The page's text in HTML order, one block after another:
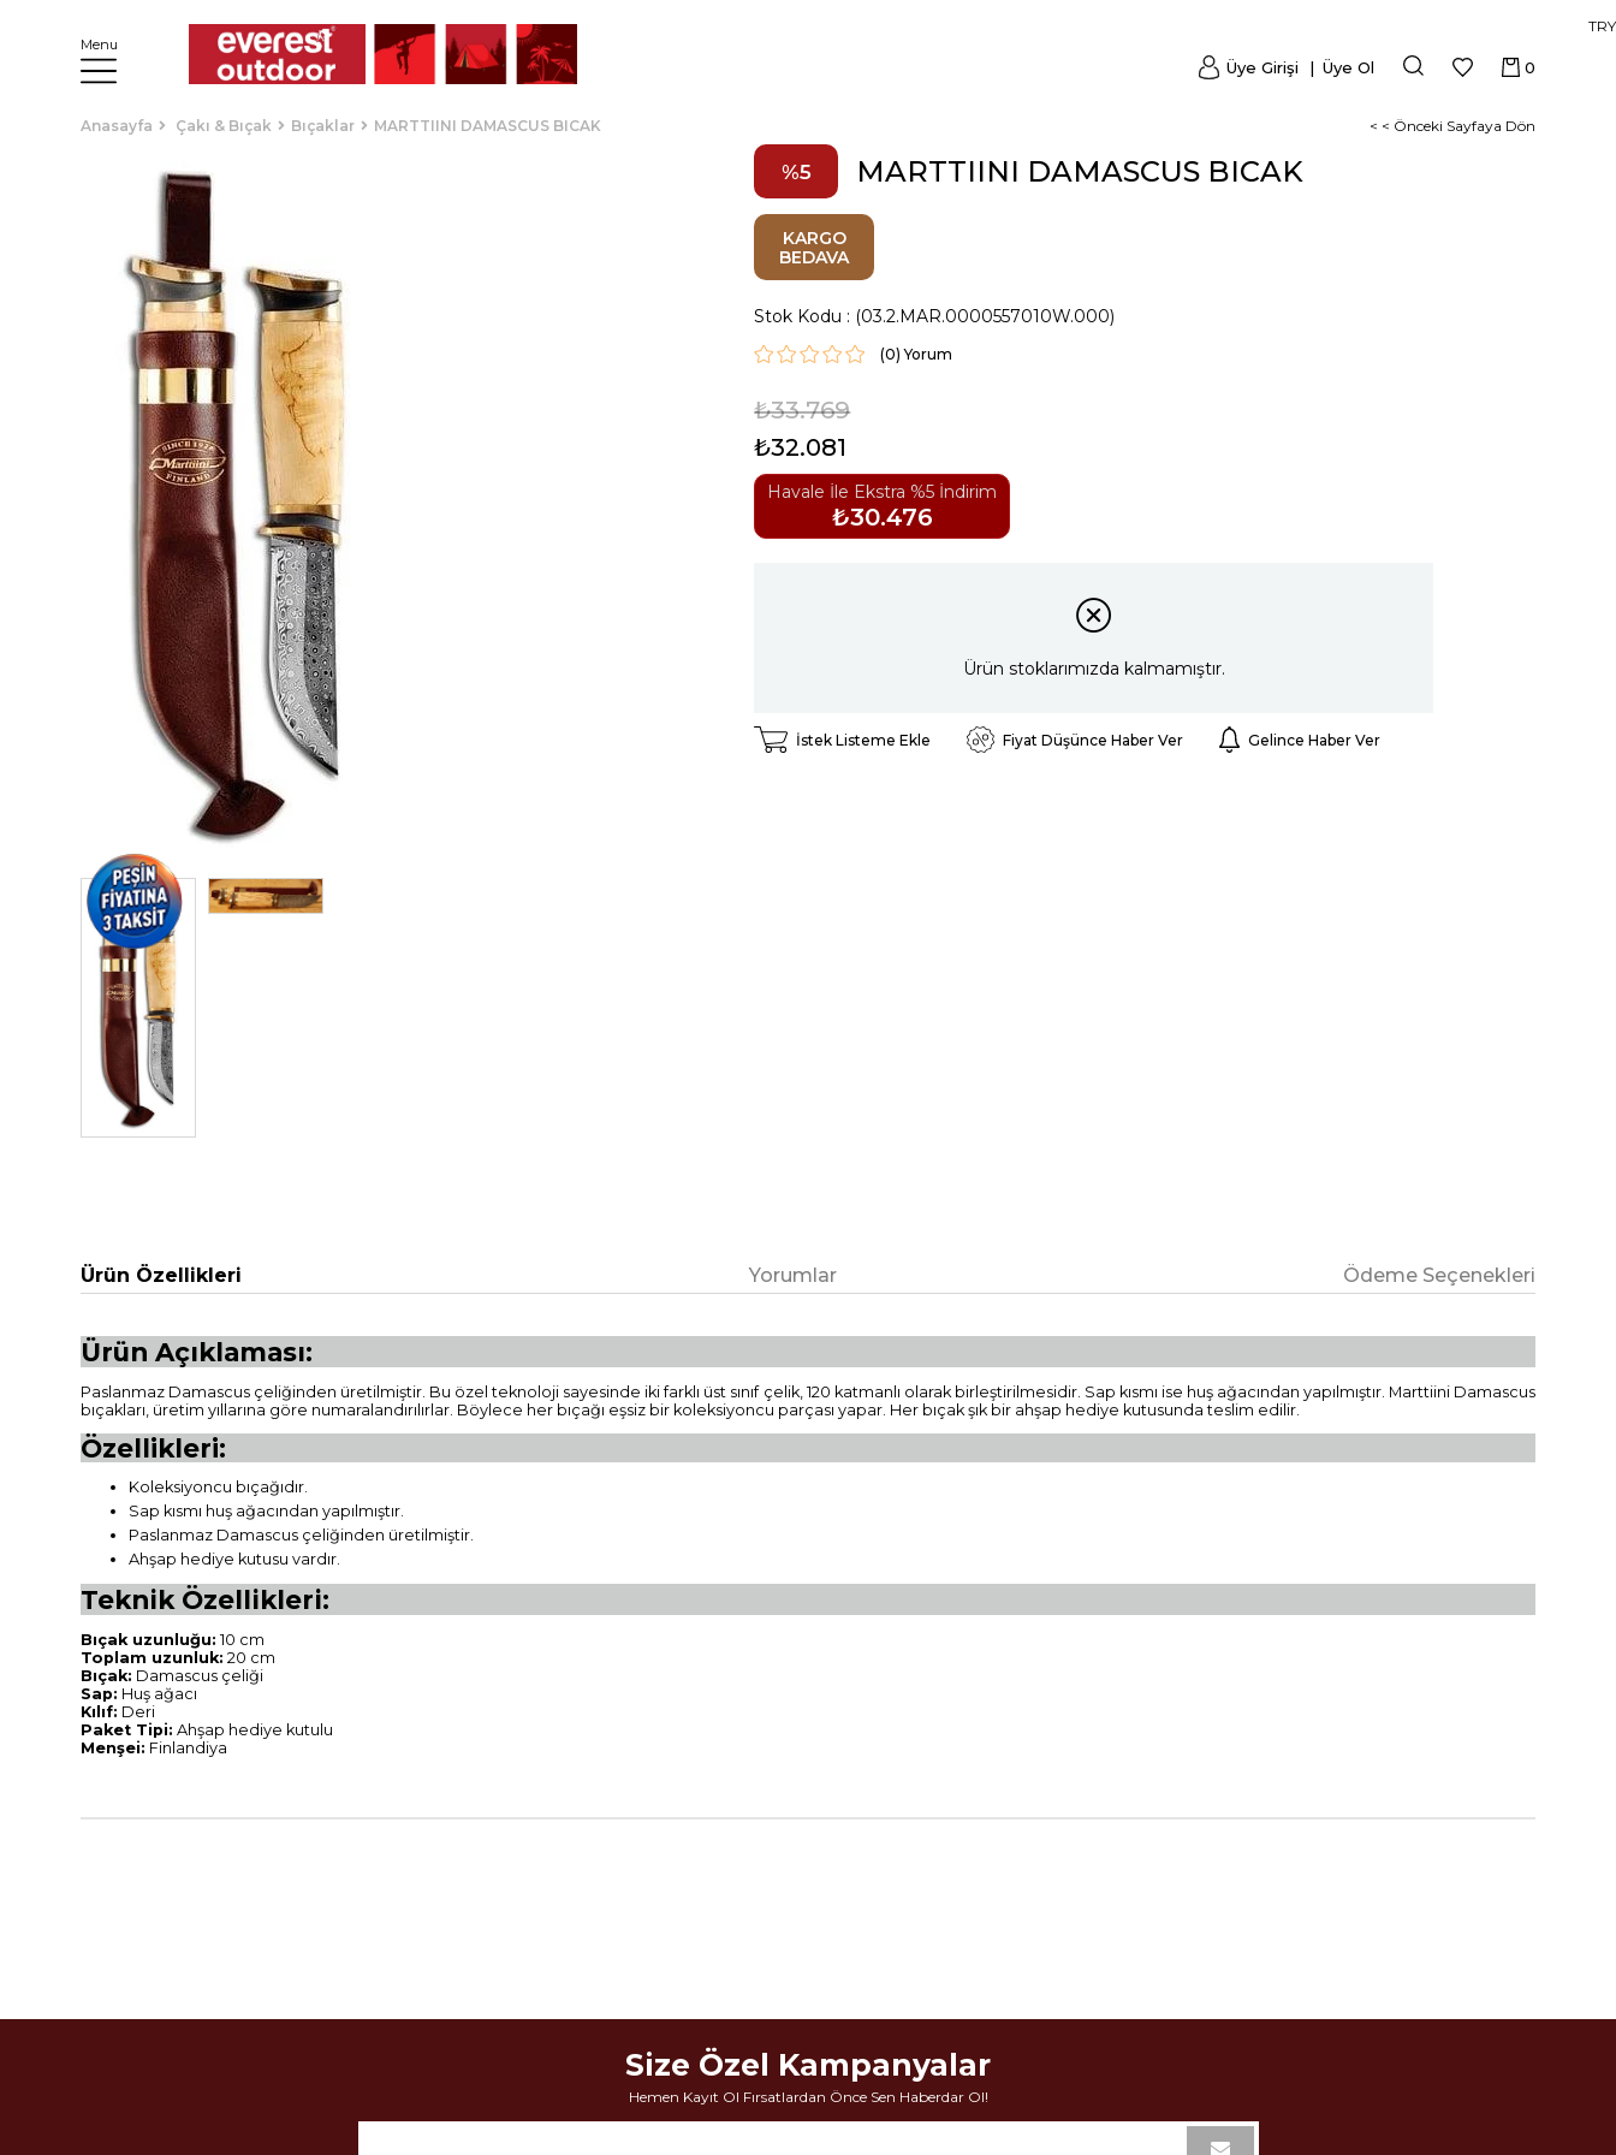
Menu
TRY
0
Üye Girişi Üye Ol
Anasayfa Çakı & Bıçak Bıçaklar MARTTIINI DAMASCUS BICAK < < Önceki Sayfaya Dön
5 MARTTIINI DAMASCUS BICAK
KARGO
BEDAVA
Stok Kodu (03.2.MAR.0000557010W.000)
(0)
₺33.769
₺32.081
Havale İle Ekstra %5 İndirim
₺30.476
Ürün stoklarımızda kalmamıştır.
İstek Listeme Ekle Fiyat Düşünce Haber Ver Gelince Haber Ver
Ürün Özellikleri Yorumlar Ödeme Seçenekleri
Ürün Açıklaması:
Paslanmaz Damascus çeliğinden üretilmiştir. Bu özel teknoloji sayesinde iki farklı üst sınıf çelik, 120 katmanlı olarak birleştirilmesidir. Sap kısmı ise huş ağacından yapılmıştır. Marttiini Damascus
bıçakları, üretim yıllarına göre numaralandırılırlar. Böylece her bıçağı eşsiz bir koleksiyoncu parçası yapar. Her bıçak şık bir ahşap hediye kutusunda teslim edilir.
Özellikleri:
Koleksiyoncu bıçağıdır.
Sap kısmı huş ağacından yapılmıştır.
Paslanmaz Damascus çeliğinden üretilmiştir.
Ahşap hediye kutusu vardır.
Teknik Özellikleri:
Bıçak uzunluğu: 10 cm
Toplam uzunluk: 20 cm
Bıçak: Damascus çeliği
Sap: Huş ağacı
Kılıf: Deri
Paket Tipi: Ahşap hediye kutulu
Menşei: Finlandiya
Size Özel Kampanyalar
Hemen Kayıt Ol Fırsatlardan Önce Sen Haberdar Ol!